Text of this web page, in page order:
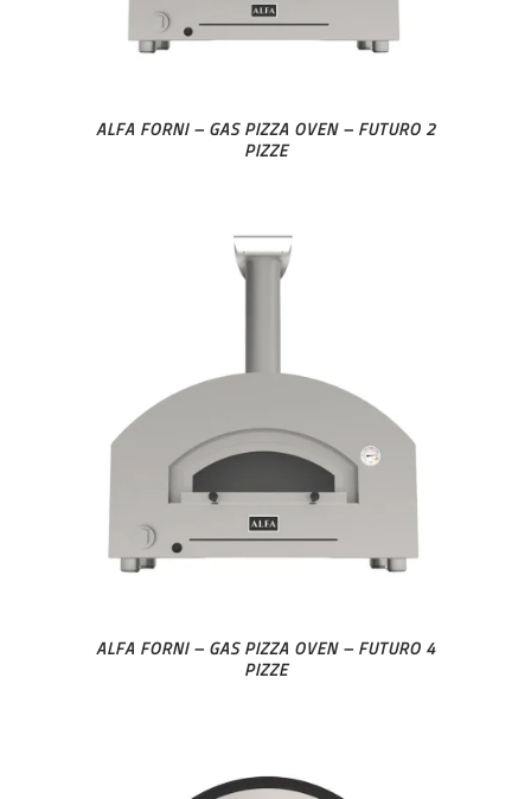
ALFA FORNI – GAS PIZZA OVEN – FUTURO 2
PIZZE
ALFA FORNI – GAS PIZZA OVEN – FUTURO 4
PIZZE